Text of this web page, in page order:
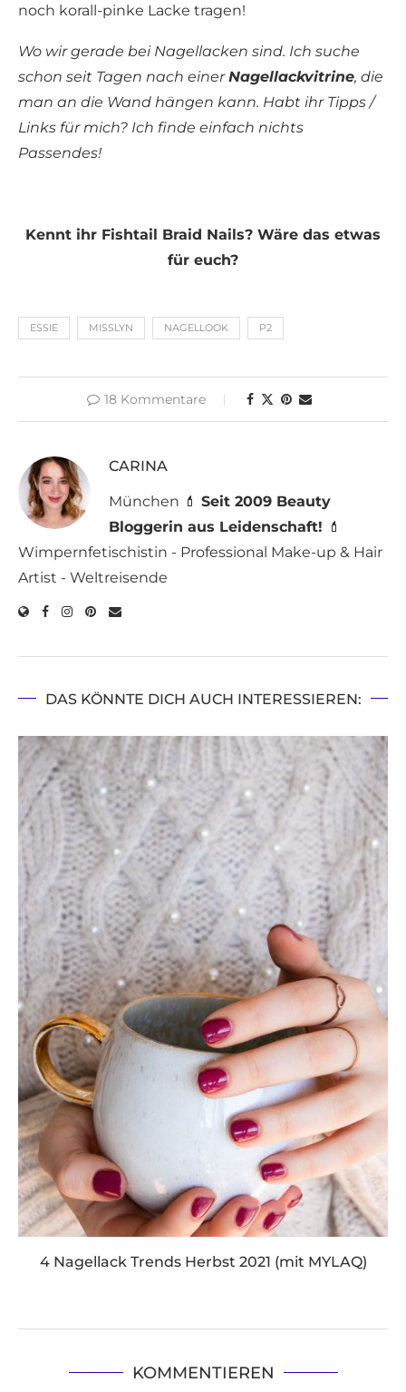
noch korall-pinke Lacke tragen!
Wo wir gerade bei Nagellacken sind. Ich suche
schon seit Tagen nach einerNagellackvitrine, die
man an die Wand hängen kann. Habt ihr Tipps /
Links für mich? Ich finde einfach nichts
Passendes!
Kennt ihr Fishtail Braid Nails? Wäre das etwas
für euch?
ESSIE MISSLYN NAGELLOOK P2
18 Kommentare
CARINA
München 💄 Seit 2009 Beauty
Bloggerin aus Leidenschaft! 💄
Wimpernfetischistin - Professional Make-up & Hair
Artist - Weltreisende
DAS KÖNNTE DICH AUCH INTERESSIEREN:
4 Nagellack Trends Herbst 2021 (mit MYLAQ)
KOMMENTIEREN